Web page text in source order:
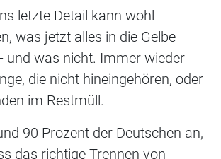
letzte Detail kann wohl
was jetzt alles in die Gelbe
und was nicht. Immer wieder
die nicht hineingehören, oder
im Restmüll.
90 Prozent der Deutschen an,
das richtige Trennen von